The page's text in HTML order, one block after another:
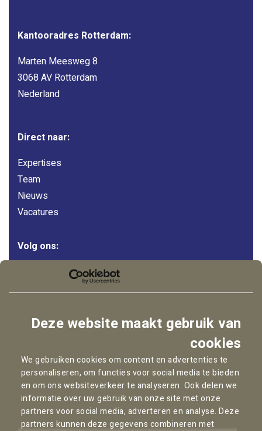
Deze website maakt gebruik van
cookies
We gebruiken cookies om content en advertenties te
personaliseren, om functies voor social media te bieden
en om ons websiteverkeer te analyseren. Ook delen we
informatie over uw gebruik van onze site met onze
partners voor social media, adverteren en analyse. Deze
partners kunnen deze gegevens combineren met
Kantooradres Rotterdam:
Marten Meesweg 8
3068 AV Rotterdam
Nederland
Direct naar:
Expertises
Team
Nieuws
Vacatures
Volg ons:
YouTube
Copyright © 2026Pallas Advocaten
Privacybeleid
Cookie statement